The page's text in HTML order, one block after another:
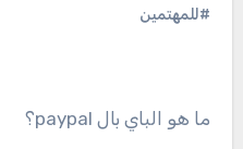
#للمهتمين
ما هو الباي بال paypal؟